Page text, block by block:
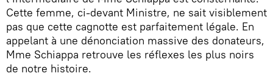
Cette femme, ci-devant Ministre, ne sait visiblement
pas que cette cagnotte est parfaitement légale. En
appelant à une dénonciation massive des donateurs,
Mme Schiappa retrouve les réflexes les plus noirs
de notre histoire.